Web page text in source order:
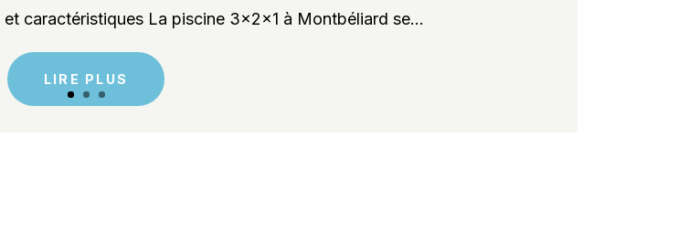
caractéristiques La piscine 3x2x1 à Montbéliard se...
LIRE PLUS